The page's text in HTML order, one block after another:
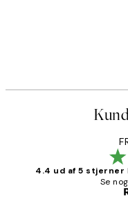
4.4 ud af 5 stjerner
Se